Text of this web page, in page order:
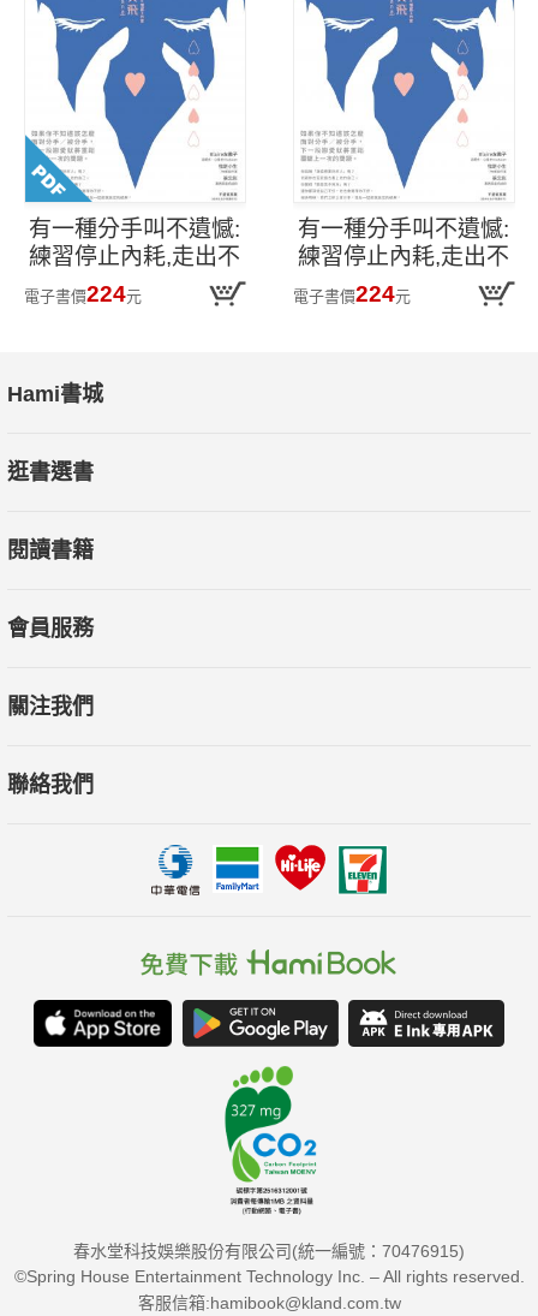
有一種分手叫不遺憾:
練習停止內耗,走出不
安和失控,戀愛需要理
解彼此、成全自己
電子書價224元
有一種分手叫不遺憾:
練習停止內耗,走出不
安和失控,戀愛需要理
解彼此、成全自己
電子書價224元
Hami書城
逛書選書
閱讀書籍
會員服務
關注我們
聯絡我們
春水堂科技娛樂股份有限公司(統一編號：70476915)
©Spring House Entertainment Technology Inc. – All rights reserved.
客服信箱:hamibook@kland.com.tw